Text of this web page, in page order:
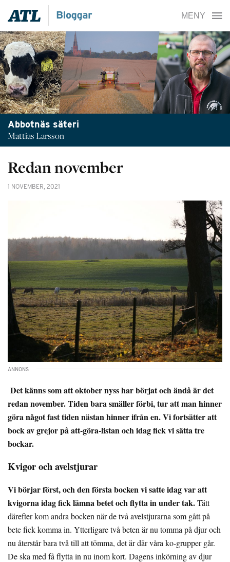
Abbotnäs säteri
Mattias Larsson
Redan november
1 NOVEMBER, 2021
Det känns som att oktober nyss har börjat och ändå är det
redan november. Tiden bara smäller förbi, tur att man hinner
göra något fast tiden nästan hinner ifrån en. Vi fortsätter att
bock av grejor på att-göra-listan och idag fick vi sätta tre
bockar.
Kvigor och avelstjurar
Vi börjar först, och den första bocken vi satte idag var att
kvigorna idag fick lämna betet och flytta in under tak.Tätt
därefter kom andra bocken när de två avelstjurarna som gått på
bete fick komma in. Ytterligare två beten är nu tomma på djur och
nu återstår bara två till att tömma, det är där våra ko-grupper går.
De ska med få flytta in nu inom kort. Dagens inkörning av djur